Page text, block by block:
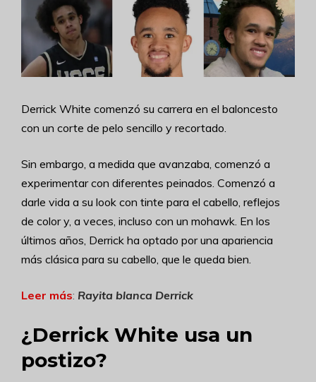
Derrick White comenzó su carrera en el baloncesto
con un corte de pelo sencillo y recortado.
Sin embargo, a medida que avanzaba, comenzó a
experimentar con diferentes peinados. Comenzó a
darle vida a su look con tinte para el cabello, reflejos
de color y, a veces, incluso con un mohawk. En los
últimos años, Derrick ha optado por una apariencia
más clásica para su cabello, que le queda bien.
Leer más: Rayita blanca Derrick
¿Derrick White usa un
postizo?